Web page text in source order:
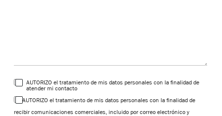
AUTORIZO el tratamiento de mis datos personales con la finalidad de
atender mi contacto
AUTORIZO el tratamiento de mis datos personales con la finalidad de
recibir comunicaciones comerciales, incluido por correo electrónico y